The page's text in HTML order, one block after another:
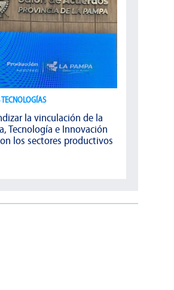
TECNOLOGÍAS
la vinculación de la
Tecnología e Innovación
los sectores productivos